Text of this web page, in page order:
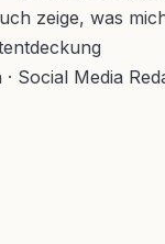
zeige, was
Social Media